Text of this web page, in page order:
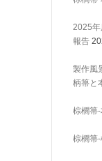
2025年
報告
製作風
柄箒と
棕櫚箒
棕櫚箒-